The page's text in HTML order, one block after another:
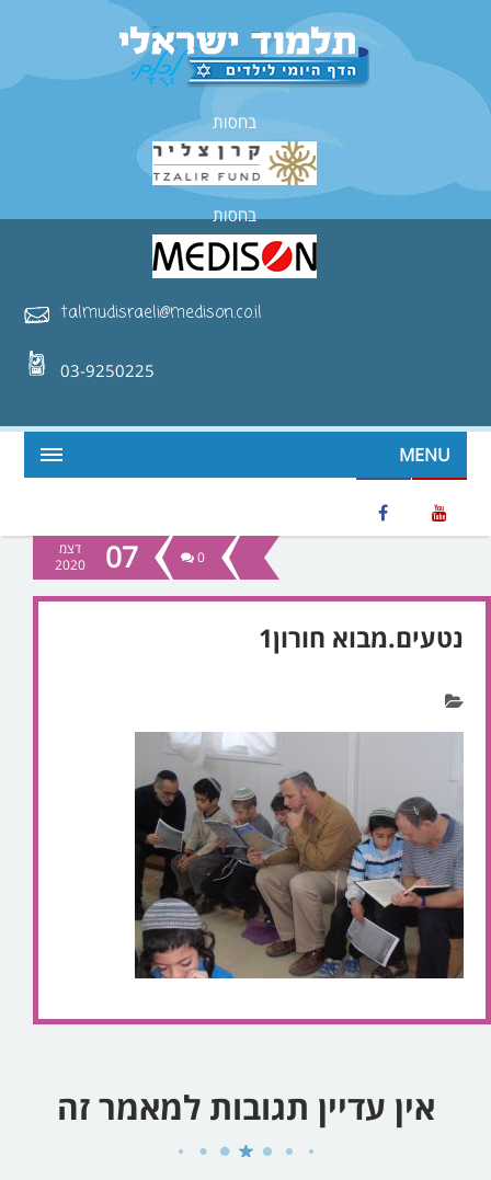
בחסות
בחסות
talmudisraeli@medison.co.il
03-9250225
MENU
07
דצמ
2020
0
נטעים.מבוא חורון1
אין עדיין תגובות למאמר זה